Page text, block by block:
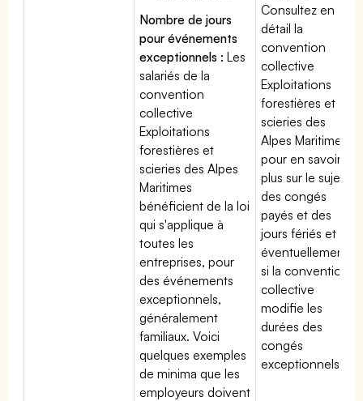
Nombre de jours
pour événements
exceptionnels : Les
salariés de la
convention
collective
Exploitations
forestières et
scieries des Alpes
Maritimes
bénéficient de la loi
qui s'applique à
toutes les
entreprises, pour
des événements
exceptionnels,
généralement
familiaux. Voici
quelques exemples
de minima que les
employeurs doivent
Consultez en
détail la
convention
collective
Exploitations
forestières et
scieries des
Alpes Maritimes
pour en savoir
plus sur le sujet
des congés
payés et des
jours fériés et
éventuellement
si la convention
collective
modifie les
durées des
congés
exceptionnels.